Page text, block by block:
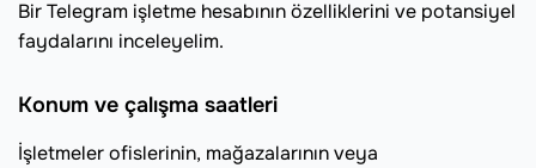
Bir Telegram işletme hesabının özelliklerini ve potansiyel
faydalarını inceleyelim.
Konum ve çalışma saatleri
İşletmeler ofislerinin, mağazalarının veya